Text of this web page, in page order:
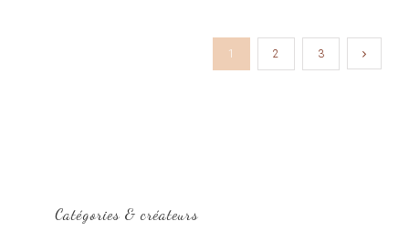
1 2 3
Catégories & créateurs